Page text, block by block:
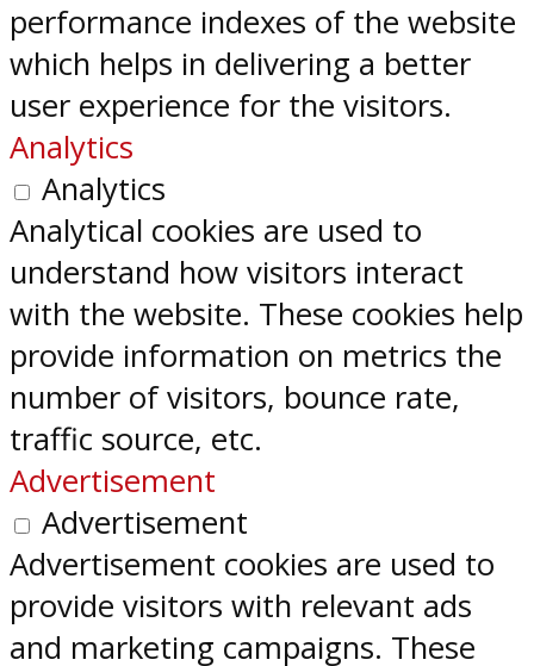
performance indexes of the website
which helps in delivering a better
user experience for the visitors.
Analytics
Analytics
Analytical cookies are used to
understand how visitors interact
with the website. These cookies help
provide information on metrics the
number of visitors, bounce rate,
traffic source, etc.
Advertisement
Advertisement
Advertisement cookies are used to
provide visitors with relevant ads
and marketing campaigns. These